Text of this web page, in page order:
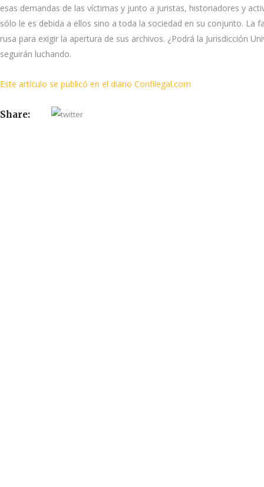
esas demandas de las víctimas y junto a juristas, historiadores y
sólo le es debida a ellos sino a toda la sociedad en su conjunto. La
rusa para exigir la apertura de sus archivos. ¿Podrá la Jurisdicción
seguirán luchando.
Este artículo se publicó en el diario Confilegal.com
Share: